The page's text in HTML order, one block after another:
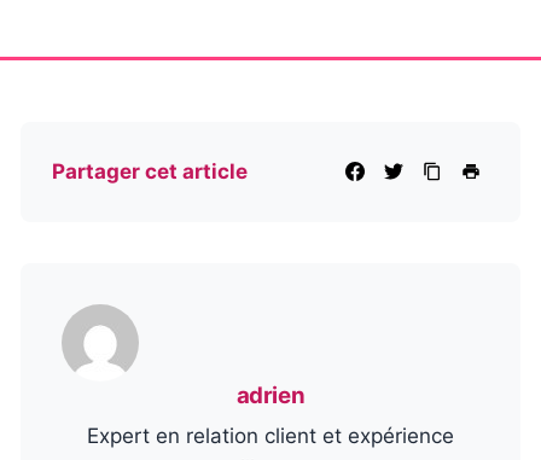
Partager cet article
adrien
Expert en relation client et expérience